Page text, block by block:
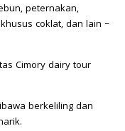
peternakan,
coklat, dan lain –
Cimory dairy tour
berkeliling dan